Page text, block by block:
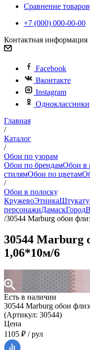
Сравнение товаров
+7 (000) 000-00-00
Контактная информация
Facebook
Вконтакте
Instagram
Одноклассники
Главная
/
Каталог
/
Обои по узорам
Обои по брендамОбои в
стилямОбои по цветам
/
Обои в полоску
КружевоЭтника
персонажиДамаскГород
/30544 Marburg обои
30544 Marburg
1,06*10м/6
Есть в наличии
30544 Marburg обои
(Артикул: 30544)
Цена
1105 ₽ / рул